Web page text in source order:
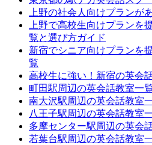
上野の社会人向けプランが
上野で高校生向けプランを
覧と選び方ガイド
新宿でシニア向けプランを
覧
高校生に強い！新宿の英会
町田駅周辺の英会話教室一
南大沢駅周辺の英会話教室
八王子駅周辺の英会話教室
多摩センター駅周辺の英会
若葉台駅周辺の英会話教室